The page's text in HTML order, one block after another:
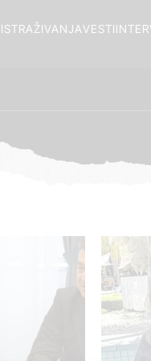
VESTI
ISTRAŽIVANJA